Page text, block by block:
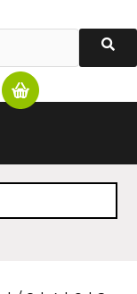
Panier